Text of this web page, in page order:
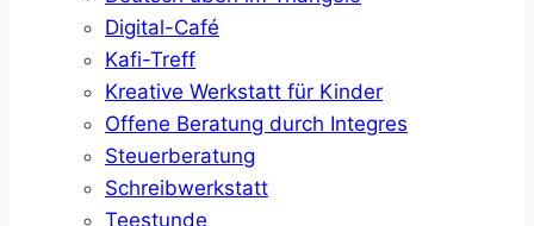
Digital-Café
Kafi-Treff
Kreative Werkstatt für Kinder
Offene Beratung durch Integres
Steuerberatung
Schreibwerkstatt
Teestunde